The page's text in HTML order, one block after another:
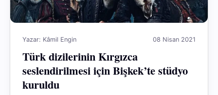
Yazar: Kâmil Engin 08 Nisan 2021
Türk dizilerinin Kırgızca
seslendirilmesi için Bişkek’te stüdyo
kuruldu